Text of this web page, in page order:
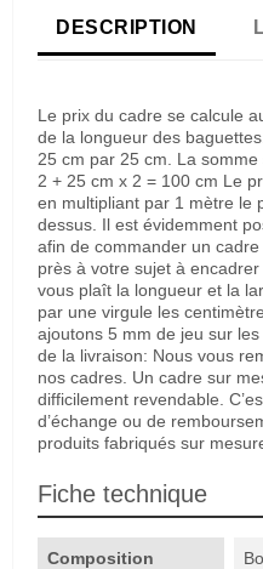
DESCRIPTION
Le prix du cadre se calcule
de la longueur des
25 cm par 25 cm. La
2 + 25 cm x 2 = 100 cm Le
en multipliant par 1 mètre le
dessus. Il est évidemment
afin de commander un
près à votre sujet à
vous plaît la longueur et la
par une virgule les
ajoutons 5 mm de jeu sur
de la livraison: Nous vous
nos cadres. Un cadre sur
difficilement revendable.
d’échange ou de
produits fabriqués sur
Fiche technique
Composition